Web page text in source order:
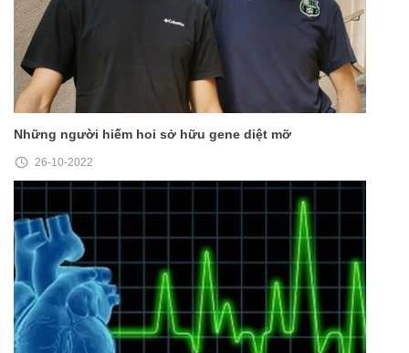
Những người hiếm hoi sở hữu gene diệt mỡ
26-10-2022